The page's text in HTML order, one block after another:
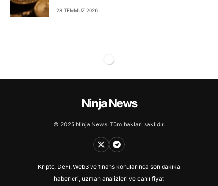
28 TEMMUZ 2026
Ninja News
© 2025 Ninja News. Tüm hakları saklıdır.
Kripto, DeFi, Web3 ve finans konularında son dakika
haberleri, uzman analizleri ve canlı fiyat